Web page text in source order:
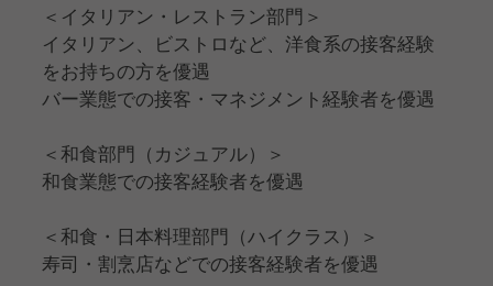
＜イタリアン・レストラン部門＞
イタリアン、ビストロなど、洋食系の接客経験
をお持ちの方を優遇
バー業態での接客・マネジメント経験者を優遇
＜和食部門（カジュアル）＞
和食業態での接客経験者を優遇
＜和食・日本料理部門（ハイクラス）＞
寿司・割烹店などでの接客経験者を優遇